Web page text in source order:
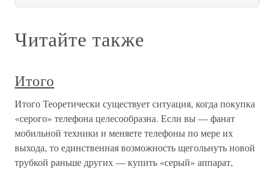
Читайте также
Итого
Итого Теоретически существует ситуация, когда покупка
«серого» телефона целесообразна. Если вы — фанат
мобильной техники и меняете телефоны по мере их
выхода, то единственная возможность щегольнуть новой
трубкой раньше других — купить «серый» аппарат,